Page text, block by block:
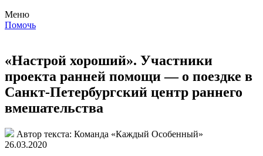
Меню
Помочь
«Настрой хороший». Участники
проекта ранней помощи — о поездке в
Санкт-Петербургский центр раннего
вмешательства
Автор текста: Команда «Каждый Особенный»
26.03.2020